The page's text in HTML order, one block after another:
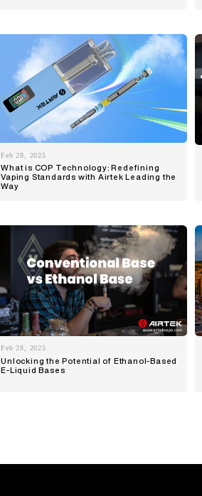
Feb 28, 2025
What is COP Technology: Redefining
Vaping Standards with Airtek Leading the
Way
Feb 28, 2025
Unlocking the Potential of Ethanol-Based
E-Liquid Bases